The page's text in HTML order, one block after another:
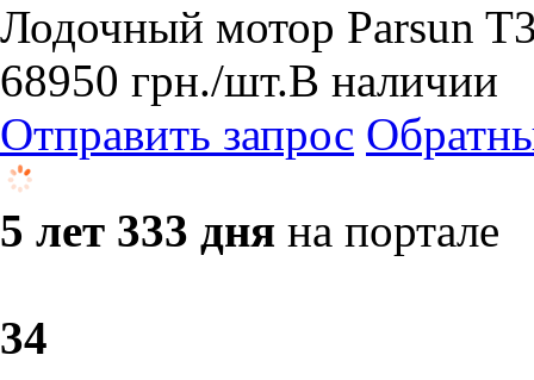
Лодочный мотор Parsun
68950 грн./шт.В наличии
Отправить запрос
5 лет 333 дня на портале
34